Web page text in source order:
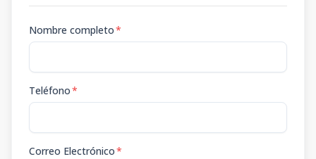
Nombre completo*
Teléfono*
Correo Electrónico*